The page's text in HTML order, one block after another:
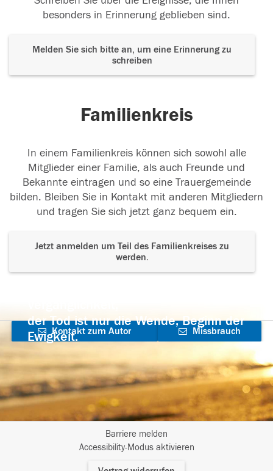
besonders in Erinnerung geblieben sind.
Melden Sie sich bitte an, um eine Erinnerung zu
schreiben
Familienkreis
In einem Familienkreis können sich sowohl alle
Mitglieder einer Familie, als auch Freunde und
Bekannte eintragen und so eine Trauergemeinde
bilden. Bleiben Sie in Kontakt mit anderen Mitgliedern
und tragen Sie sich jetzt ganz bequem ein.
Jetzt anmelden um Teil des Familienkreises zu
werden.
der Tod ist nur die Wende, Beginn der
Ewigkeit.
Kontakt zum Autor
aufnehmen
Missbrauch
Barriere melden
Accessibility-Modus aktivieren